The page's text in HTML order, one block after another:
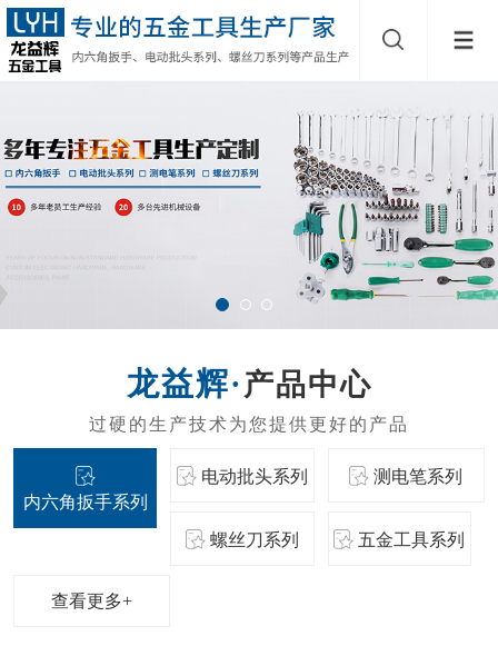
产品中心
内六角扳手系列
电动批头系列 测电笔系列
螺丝刀系列 五金工具系列
查看更多+